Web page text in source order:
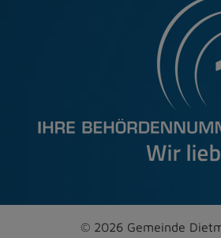
© 2026 Gemeinde